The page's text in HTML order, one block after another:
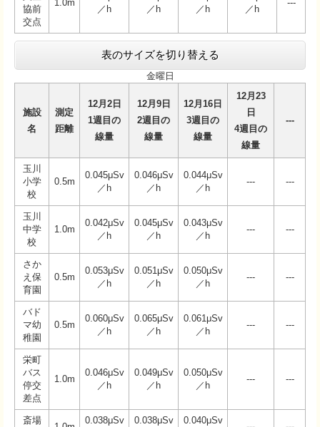
協前
交点
1.0m
／h
／h
／h
／h
---
表のサイズを切り替える
金曜日
施設
名
測定
距離
12月2日
1週目の
線量
12月9日
2週目の
線量
12月16日
3週目の
線量
12月23
日
4週目の
線量
---
玉川
小学
校
0.5m
0.045μSv
／h
0.046μSv
／h
0.044μSv
／h
--- ---
玉川
中学
校
1.0m
0.042μSv
／h
0.045μSv
／h
0.043μSv
／h
--- ---
さか
え保
育園
0.5m
0.053μSv
／h
0.051μSv
／h
0.050μSv
／h
--- ---
バド
マ幼
稚園
0.5m
0.060μSv
／h
0.065μSv
／h
0.061μSv
／h
--- ---
栄町
バス
停交
差点
1.0m
0.046μSv
／h
0.049μSv
／h
0.050μSv
／h
--- ---
斎場
0.038μSv
0.038μSv
0.040μSv